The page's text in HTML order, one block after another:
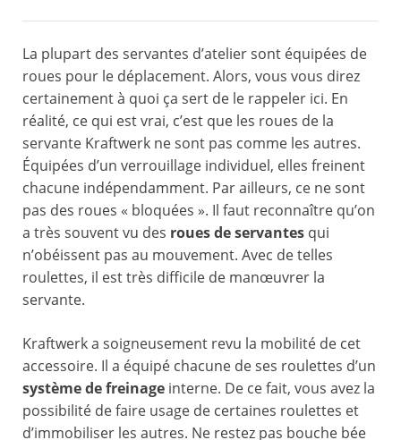
La plupart des servantes d’atelier sont équipées de
roues pour le déplacement. Alors, vous vous direz
certainement à quoi ça sert de le rappeler ici. En
réalité, ce qui est vrai, c’est que les roues de la
servante Kraftwerk ne sont pas comme les autres.
Équipées d’un verrouillage individuel, elles freinent
chacune indépendamment. Par ailleurs, ce ne sont
pas des roues « bloquées ». Il faut reconnaître qu’on
a très souvent vu des roues de servantes qui
n’obéissent pas au mouvement. Avec de telles
roulettes, il est très difficile de manœuvrer la
servante.
Kraftwerk a soigneusement revu la mobilité de cet
accessoire. Il a équipé chacune de ses roulettes d’un
système de freinage interne. De ce fait, vous avez la
possibilité de faire usage de certaines roulettes et
d’immobiliser les autres. Ne restez pas bouche bée